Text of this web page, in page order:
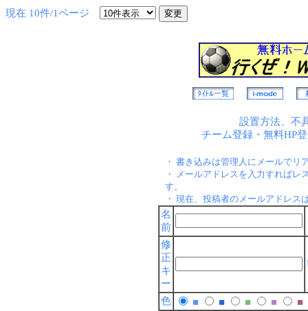
現在 10件/1ページ
設置方法、不
チーム登録・無料HP
・ 書き込みは管理人にメールでリ
・ メールアドレスを入力すれば
す。
・ 現在、投稿者のメールアドレ
名
前
修
正
キ
ー
色 ■ ■ ■ ■
■